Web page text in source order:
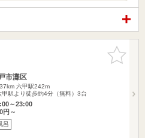
お気に入
りに追加
市灘区
六甲駅242m
甲駅より徒歩約4分（無料）3台
～23:00
円～
呂